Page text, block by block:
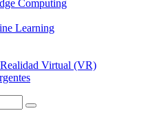
Computing
Learning
Virtual (VR)​